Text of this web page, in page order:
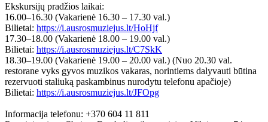
Ekskursijų pradžios laikai:
16.00–16.30 (Vakarienė 16.30 – 17.30 val.)
Bilietai: https://i.ausrosmuziejus.lt/HoHjf
17.30–18.00 (Vakarienė 18.00 – 19.00 val.)
Bilietai: https://i.ausrosmuziejus.lt/C7SkK
18.30–19.00 (Vakarienė 19.00 – 20.00 val.) (Nuo 20.30 val.
restorane vyks gyvos muzikos vakaras, norintiems dalyvauti būtina
rezervuoti staliuką paskambinus nurodytu telefonu apačioje)
Bilietai: https://i.ausrosmuziejus.lt/JFOpg
Informacija telefonu: +370 604 11 811